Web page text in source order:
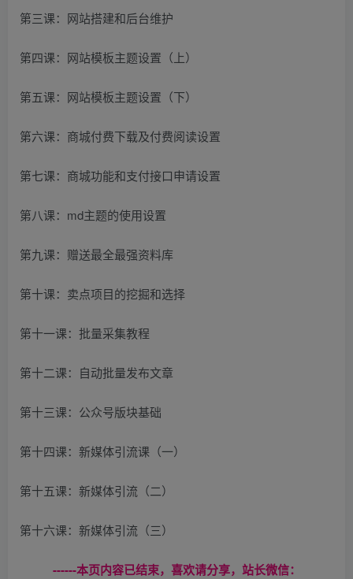
第三课：网站搭建和后台维护
第四课：网站模板主题设置（上）
第五课：网站模板主题设置（下）
第六课：商城付费下载及付费阅读设置
第七课：商城功能和支付接口申请设置
第八课：md主题的使用设置
第九课：赠送最全最强资料库
第十课：卖点项目的挖掘和选择
第十一课：批量采集教程
第十二课：自动批量发布文章
第十三课：公众号版块基础
第十四课：新媒体引流课（一）
第十五课：新媒体引流（二）
第十六课：新媒体引流（三）
------本页内容已结束，喜欢请分享，站长微信：